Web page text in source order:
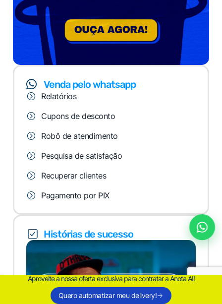
Aproveite a nossa oferta exclusiva para contratar a Anota AI!
Quero automatizar meu delivery!
Venda pelo whatsapp
Relatórios
Cupons de desconto
Robô de atendimento
Pesquisa de satisfação
Recuperar clientes
Pagamento por PIX
Histórias de sucesso